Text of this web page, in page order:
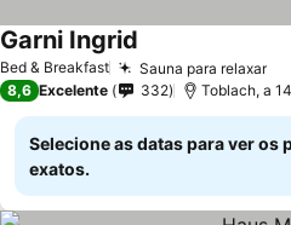
Bed & Breakfast Sauna para relaxar
Garni Ingrid
8,6 Excelente 332 Toblach, a
Selecione as datas para ver os
exatos.